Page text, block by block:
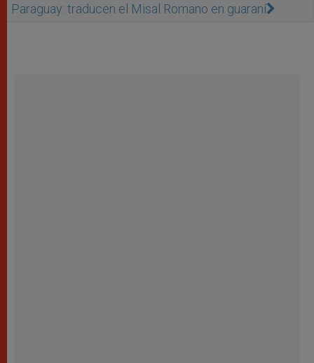
Paraguay: traducen el Misal Romano en guaraní